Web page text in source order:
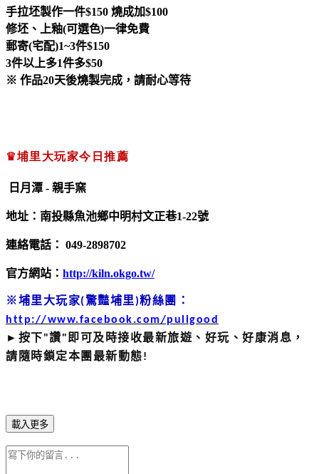
手拉坯製作一件$150 燒成加$100
修坯、上釉(可選色)一律免費
郵寄(宅配)1~3件$150
3件以上多1件多$50
※ 作品20天後燒製完成，請耐心等待
♛埔里大玩家今日推薦
日月潭 - 親手窯
地址：南投縣魚池鄉中明村文正巷1-22號
連絡電話： 049-2898702
官方網站： http://kiln.okgo.tw/
※埔里大玩家(驚豔埔里)粉絲團：
http://www.facebook.com/puligood
►按下"讚"即可及時接收最新旅遊、好玩、好康消息，
請隨時鎖定本團最新動態!
載入更多